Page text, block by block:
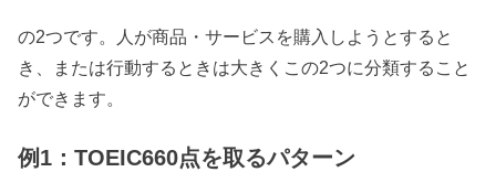
の2つです。人が商品・サービスを購入しようとすると
き、または行動するときは大きくこの2つに分類すること
ができます。
例1：TOEIC660点を取るパターン